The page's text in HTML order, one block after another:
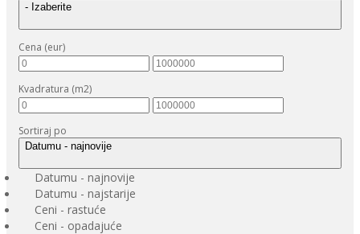
- Izaberite
Cena (eur)
Kvadratura (m2)
Sortiraj po
Datumu - najnovije
Datumu - najnovije
Datumu - najstarije
Ceni - rastuće
Ceni - opadajuće